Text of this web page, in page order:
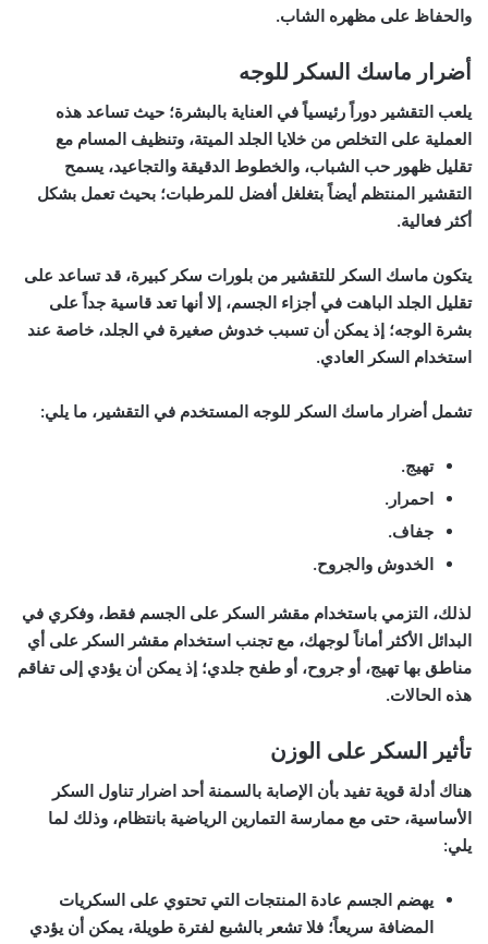
والحفاظ على مظهره الشاب.
أضرار ماسك السكر للوجه
يلعب التقشير دوراً رئيسياً في العناية بالبشرة؛ حيث تساعد هذه
العملية على التخلص من خلايا الجلد الميتة، وتنظيف المسام مع
تقليل ظهور حب الشباب، والخطوط الدقيقة والتجاعيد، يسمح
التقشير المنتظم أيضاً بتغلغل أفضل للمرطبات؛ بحيث تعمل بشكل
أكثر فعالية.
يتكون ماسك السكر للتقشير من بلورات سكر كبيرة، قد تساعد على
تقليل الجلد الباهت في أجزاء الجسم، إلا أنها تعد قاسية جداً على
بشرة الوجه؛ إذ يمكن أن تسبب خدوش صغيرة في الجلد، خاصة عند
استخدام السكر العادي.
تشمل أضرار ماسك السكر للوجه المستخدم في التقشير، ما يلي:
تهيج.
احمرار.
جفاف.
الخدوش والجروح.
لذلك، التزمي باستخدام مقشر السكر على الجسم فقط، وفكري في
البدائل الأكثر أماناً لوجهك، مع تجنب استخدام مقشر السكر على أي
مناطق بها تهيج، أو جروح، أو طفح جلدي؛ إذ يمكن أن يؤدي إلى تفاقم
هذه الحالات.
تأثير السكر على الوزن
هناك أدلة قوية تفيد بأن الإصابة بالسمنة أحد اضرار تناول السكر
الأساسية، حتى مع ممارسة التمارين الرياضية بانتظام، وذلك لما
يلي:
يهضم الجسم عادة المنتجات التي تحتوي على السكريات
المضافة سريعاً؛ فلا تشعر بالشبع لفترة طويلة، يمكن أن يؤدي